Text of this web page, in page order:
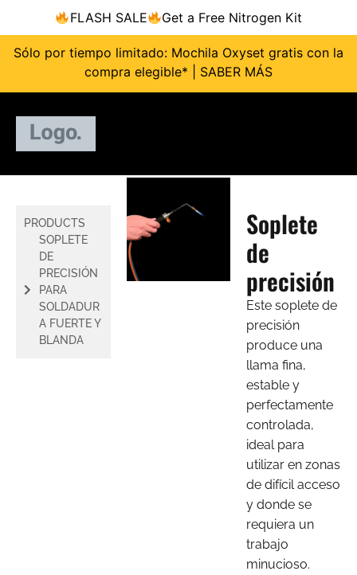
FLASH SALE Get a Free Nitrogen Kit
Sólo por tiempo limitado: Mochila Oxyset gratis con la
compra elegible* | SABER MÁS
PRODUCTS
SOPLETE
DE
PRECISIÓN
PARA
SOLDADUR
A FUERTE Y
BLANDA
Soplete
de
precisión
Este soplete de
precisión
produce una
llama fina,
estable y
perfectamente
controlada,
ideal para
utilizar en zonas
de difícil acceso
y donde se
requiera un
trabajo
minucioso.